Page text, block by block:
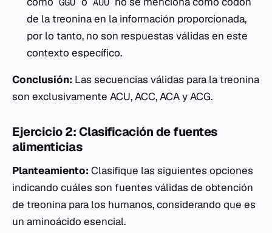
GGU AUU
de la treonina en la información proporcionada,
por lo tanto, no son respuestas válidas en este
contexto específico.
Conclusión: Las secuencias válidas para la treonina
son exclusivamente ACU, ACC, ACA y ACG.
Ejercicio 2: Clasificación de fuentes
alimenticias
Planteamiento: Clasifique las siguientes opciones
indicando cuáles son fuentes válidas de obtención
de treonina para los humanos, considerando que es
un aminoácido esencial.